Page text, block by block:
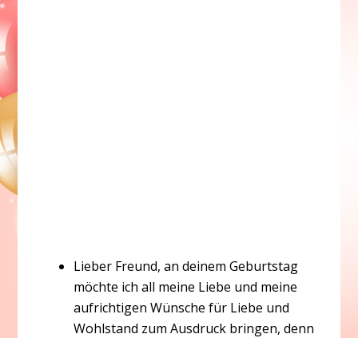
Lieber Freund, an deinem Geburtstag
möchte ich all meine Liebe und meine
aufrichtigen Wünsche für Liebe und
Wohlstand zum Ausdruck bringen, denn